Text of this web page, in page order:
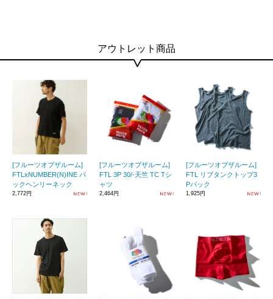
アウトレット商品
[フルーツオブザルーム]
FTLxNUMBER(N)INE パ
ックヘンリーネック
2,772円
[フルーツオブザルーム]
FTL 3P 30/-天竺 TC Tシ
ャツ
2,464円
[フルーツオブザルーム]
FTL リブタンクトップ3
Pパック
1,925円